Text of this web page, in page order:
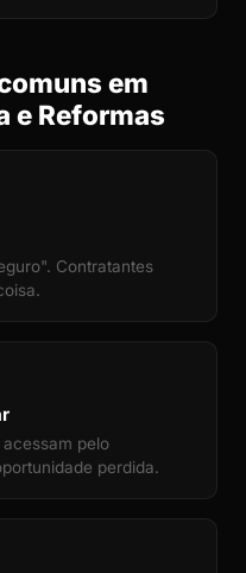
em
e Reformas
Contratantes
pelo
perdida.